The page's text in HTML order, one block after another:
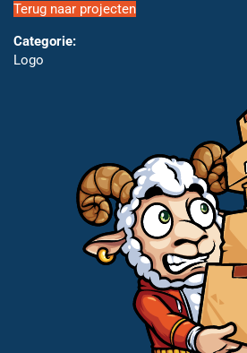
Terug naar projecten
Categorie:
Logo